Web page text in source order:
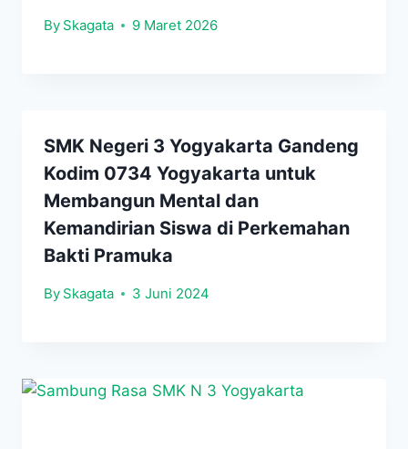
By Skagata 9 Maret 2026
SMK Negeri 3 Yogyakarta Gandeng
Kodim 0734 Yogyakarta untuk
Membangun Mental dan
Kemandirian Siswa di Perkemahan
Bakti Pramuka
By Skagata 3 Juni 2024